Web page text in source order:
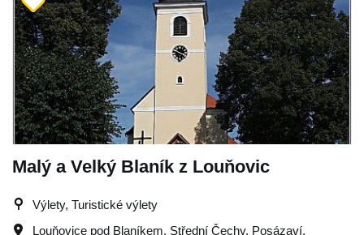
Malý a Velký Blaník z Louňovic
Výlety, Turistické výlety
Louňovice pod Blaníkem, Střední Čechy, Posázaví,